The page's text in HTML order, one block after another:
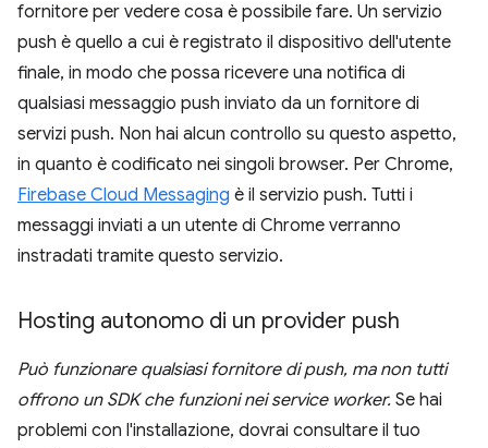
fornitore per vedere cosa è possibile fare. Un servizio
push è quello a cui è registrato il dispositivo dell'utente
finale, in modo che possa ricevere una notifica di
qualsiasi messaggio push inviato da un fornitore di
servizi push. Non hai alcun controllo su questo aspetto,
in quanto è codificato nei singoli browser. Per Chrome,
Firebase Cloud Messaging è il servizio push. Tutti i
messaggi inviati a un utente di Chrome verranno
instradati tramite questo servizio.
Hosting autonomo di un provider push
Può funzionare qualsiasi fornitore di push, ma non tutti
offrono un SDK che funzioni nei service worker. Se hai
problemi con l'installazione, dovrai consultare il tuo